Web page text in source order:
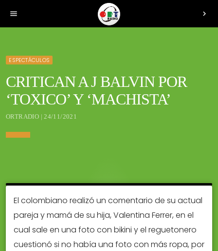
menu chevron_right
ESPECTÁCULOS
CRITICAN A J BALVIN POR
‘TOXICO’ Y ‘MACHISTA’
ORTRADIO | 24/11/2021
El colombiano realizó un comentario de su actual
pareja y mamá de su hija, Valentina Ferrer, en el
cual sale en una foto con bikini y el reguetonero
cuestionó si no había una foto con más ropa, por